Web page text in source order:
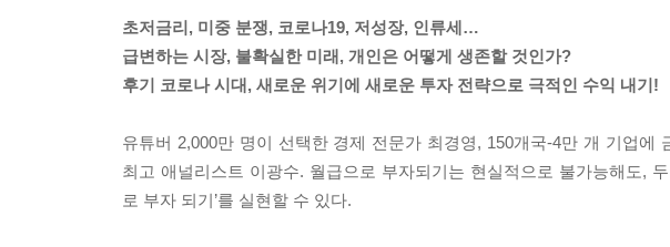
초저금리, 미중 분쟁, 코로나19, 저성장, 인류세…
급변하는 시장, 불확실한 미래, 개인은 어떻게 생존할 것인가?
후기 코로나 시대, 새로운 위기에 새로운 투자 전략으로 극적인 수익 내기!
유튜버 2,000만 명이 선택한 경제 전문가 최경영, 150개국-4만 개 기업에
최고 애널리스트 이광수. 월급으로 부자되기는 현실적으로 불가능해도,
로 부자 되기’를 실현할 수 있다.